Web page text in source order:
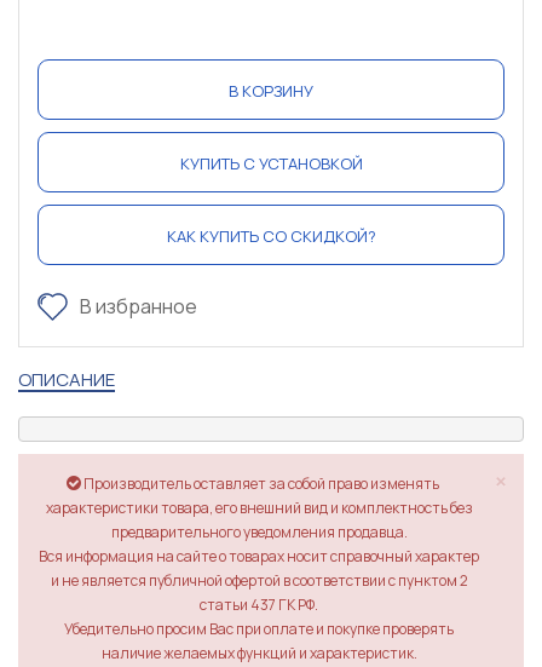
В КОРЗИНУ
КУПИТЬ С УСТАНОВКОЙ
КАК КУПИТЬ СО СКИДКОЙ?
В избранное
ОПИСАНИЕ
×
Производитель оставляет за собой право изменять
характеристики товара, его внешний вид и комплектность без
предварительного уведомления продавца.
Вся информация на сайте о товарах носит справочный характер
и не является публичной офертой в соответствии с пунктом 2
статьи 437 ГК РФ.
Убедительно просим Вас при оплате и покупке проверять
наличие желаемых функций и характеристик.